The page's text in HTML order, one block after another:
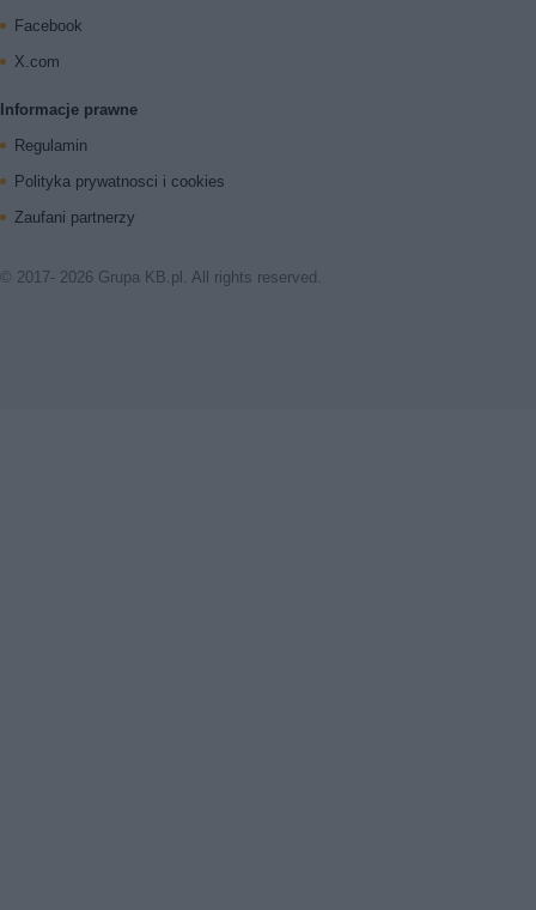
Facebook
X.com
Informacje prawne
Regulamin
Polityka prywatnosci i cookies
Zaufani partnerzy
© 2017- 2026 Grupa KB.pl. All rights reserved.